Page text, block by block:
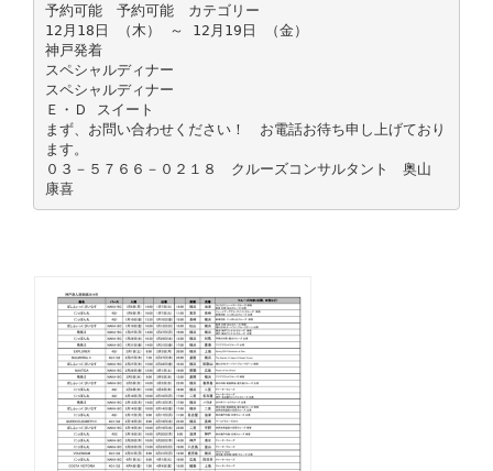
予約可能 予約可能 カテゴリー
12月18日 （木） ～ 12月19日 （金）
神戸発着
スペシャルディナー
スペシャルディナー
Ｅ・Ｄ スイート
まず、お問い合わせください！ お電話お待ち申し上げており
ます。
０３－５７６６－０２１８ クルーズコンサルタント 奥山
康喜